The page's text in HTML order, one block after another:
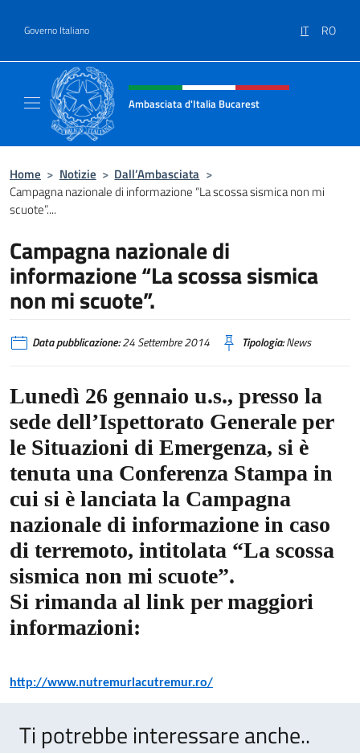
Governo Italiano IT RO
Intestazione sito, social e menù
Ambasciata d'Italia Bucarest
Home > Notizie > Dall’Ambasciata >
Campagna nazionale di informazione “La scossa sismica non mi
scuote”....
Campagna nazionale di
informazione “La scossa sismica
non mi scuote”.
Data pubblicazione:24 Settembre 2014 Tipologia:News
Lunedì 26 gennaio u.s., presso la
sede dell’Ispettorato Generale per
le Situazioni di Emergenza, si è
tenuta una Conferenza Stampa in
cui si è lanciata la Campagna
nazionale di informazione in caso
di terremoto, intitolata “La scossa
sismica non mi scuote”.
Si rimanda al link per maggiori
informazioni:
http://www.nutremurlacutremur.ro/
Ti potrebbe interessare anche..